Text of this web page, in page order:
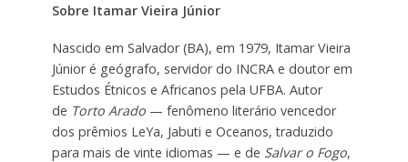
Sobre Itamar Vieira Júnior
Nascido em Salvador (BA), em 1979, Itamar Vieira
Júnior é geógrafo, servidor do INCRA e doutor em
Estudos Étnicos e Africanos pela UFBA. Autor
de Torto Arado— fenômeno literário vencedor
dos prêmios LeYa, Jabuti e Oceanos, traduzido
para mais de vinte idiomas — e de Salvar o Fogo,